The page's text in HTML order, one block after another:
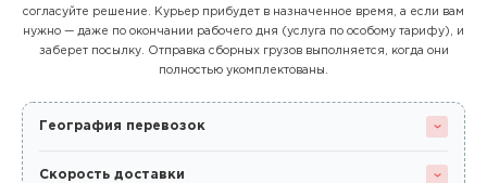
согласуйте решение. Курьер прибудет в назначенное время, а если вам
нужно — даже по окончании рабочего дня (услуга по особому тарифу), и
заберет посылку. Отправка сборных грузов выполняется, когда они
полностью укомплектованы.
География перевозок
Скорость доставки